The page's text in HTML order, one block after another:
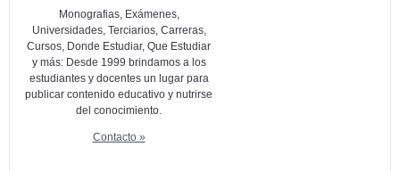
Monografias, Exámenes,
Universidades, Terciarios, Carreras,
Cursos, Donde Estudiar, Que Estudiar
y más: Desde 1999 brindamos a los
estudiantes y docentes un lugar para
publicar contenido educativo y nutrirse
del conocimiento.
Contacto »